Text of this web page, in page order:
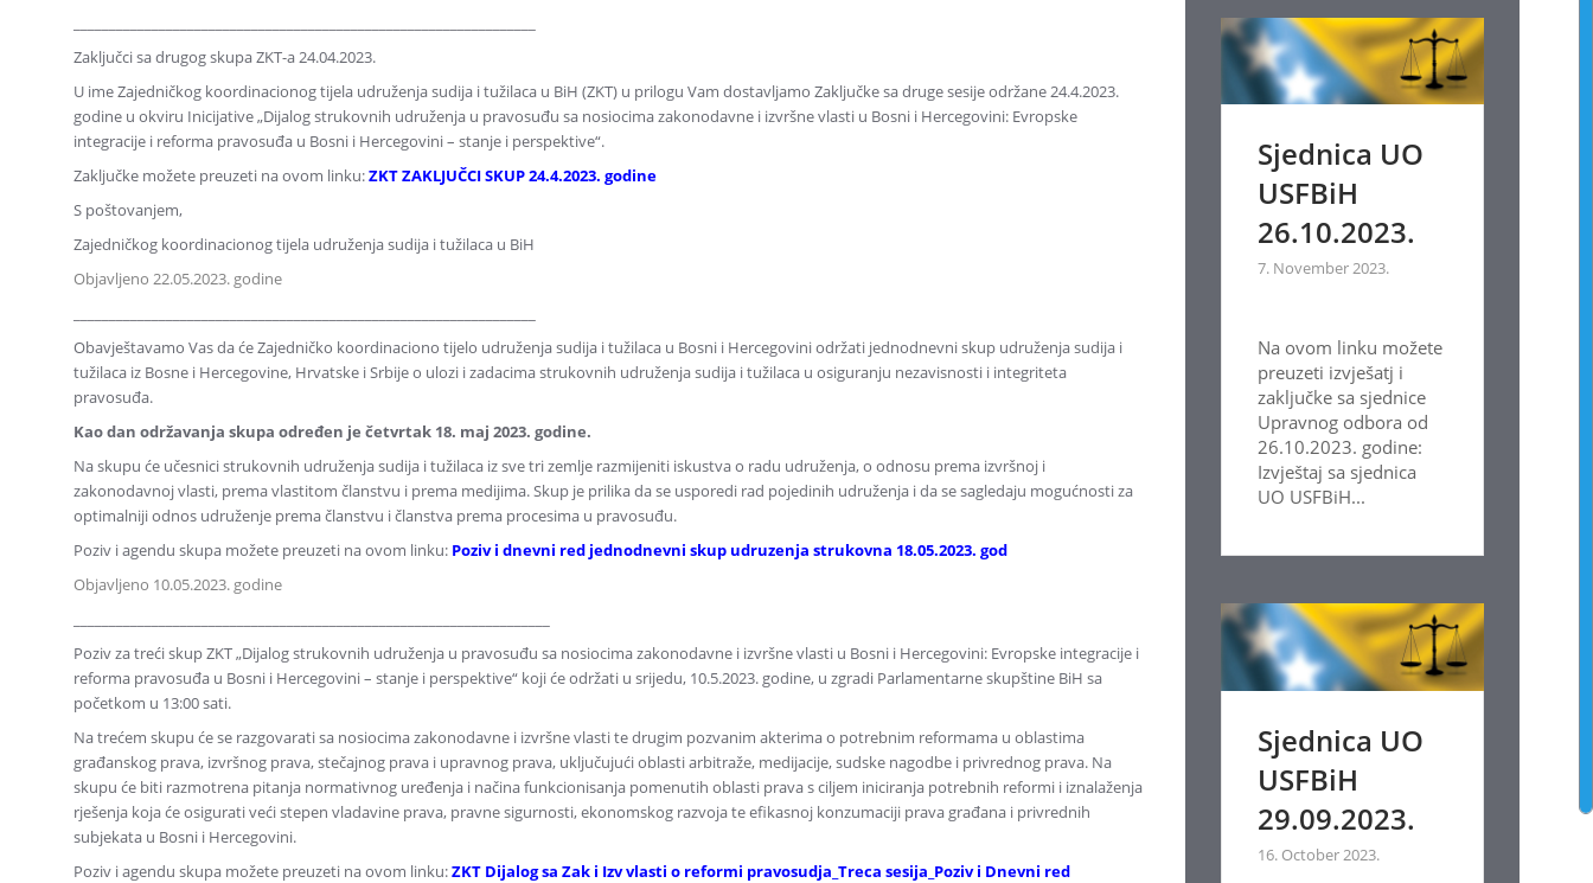
Zaključci sa drugog skupa ZKT-a 24.04.2023.
U ime Zajedničkog koordinacionog tijela udruženja sudija i tužilaca u BiH (ZKT) u prilogu Vam dostavljamo Zaključke sa druge sesije održane 24.4.2023.
godine u okviru Inicijative „Dijalog strukovnih udruženja u pravosuđu sa nosiocima zakonodavne i izvršne vlasti u Bosni i Hercegovini: Evropske
integracije i reforma pravosuđa u Bosni i Hercegovini – stanje i perspektive“.
Zaključke možete preuzeti na ovom linku:ZKT ZAKLJUČCI SKUP 24.4.2023. godine
S poštovanjem,
Zajedničkog koordinacionog tijela udruženja sudija i tužilaca u BiH
Objavljeno 22.05.2023. godine
Obavještavamo Vas da će Zajedničko koordinaciono tijelo udruženja sudija i tužilaca u Bosni i Hercegovini održati jednodnevni skup udruženja sudija i
tužilaca iz Bosne i Hercegovine, Hrvatske i Srbije o ulozi i zadacima strukovnih udruženja sudija i tužilaca u osiguranju nezavisnosti i integriteta
pravosuđa.
Kao dan održavanja skupa određen je četvrtak 18. maj 2023. godine.
Na skupu će učesnici strukovnih udruženja sudija i tužilaca iz sve tri zemlje razmijeniti iskustva o radu udruženja, o odnosu prema izvršnoj i
zakonodavnoj vlasti, prema vlastitom članstvu i prema medijima. Skup je prilika da se usporedi rad pojedinih udruženja i da se sagledaju mogućnosti za
optimalniji odnos udruženje prema članstvu i članstva prema procesima u pravosuđu.
Poziv i agendu skupa možete preuzeti na ovom linku: Poziv i dnevni red jednodnevni skup udruzenja strukovna 18.05.2023. god
Objavljeno 10.05.2023. godine
Poziv za treći skup ZKT „Dijalog strukovnih udruženja u pravosuđu sa nosiocima zakonodavne i izvršne vlasti u Bosni i Hercegovini: Evropske integracije i
reforma pravosuđa u Bosni i Hercegovini – stanje i perspektive“ koji će održati u srijedu, 10.5.2023. godine, u zgradi Parlamentarne skupštine BiH sa
početkom u 13:00 sati.
Na trećem skupu će se razgovarati sa nosiocima zakonodavne i izvršne vlasti te drugim pozvanim akterima o potrebnim reformama u oblastima
građanskog prava, izvršnog prava, stečajnog prava i upravnog prava, uključujući oblasti arbitraže, medijacije, sudske nagodbe i privrednog prava. Na
skupu će biti razmotrena pitanja normativnog uređenja i načina funkcionisanja pomenutih oblasti prava s ciljem iniciranja potrebnih reformi i iznalaženja
rješenja koja će osigurati veći stepen vladavine prava, pravne sigurnosti, ekonomskog razvoja te efikasnoj konzumaciji prava građana i privrednih
subjekata u Bosni i Hercegovini.
Poziv i agendu skupa možete preuzeti na ovom linku:ZKT Dijalog sa Zak i Izv vlasti o reformi pravosudja_Treca sesija_Poziv i Dnevni red
Sjednica UO
USFBiH
26.10.2023.
7. November 2023.
Na ovom linku možete
preuzeti izvješatj i
zaključke sa sjednice
Upravnog odbora od
26.10.2023. godine:
Izvještaj sa sjednica
UO USFBiH...
Sjednica UO
USFBiH
29.09.2023.
16. October 2023.